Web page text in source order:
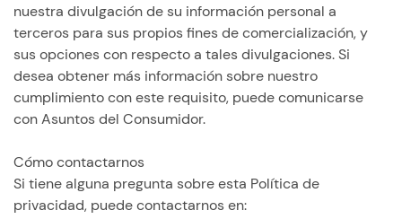
nuestra divulgación de su información personal a
terceros para sus propios fines de comercialización, y
sus opciones con respecto a tales divulgaciones. Si
desea obtener más información sobre nuestro
cumplimiento con este requisito, puede comunicarse
con Asuntos del Consumidor.
Cómo contactarnos
Si tiene alguna pregunta sobre esta Política de
privacidad, puede contactarnos en: